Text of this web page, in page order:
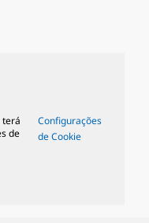
terá
de
Configurações
de Cookie